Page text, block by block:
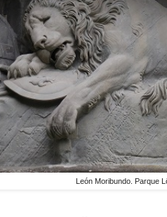
León Moribundo. Parque